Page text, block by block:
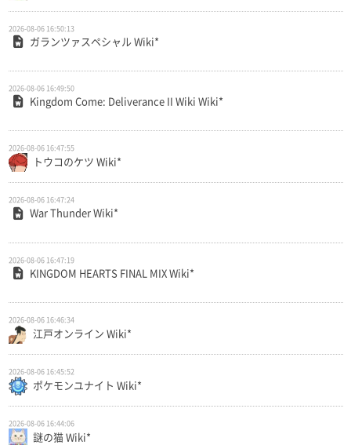
2026-08-06 16:50:13
ガランツァスペシャル Wiki*
2026-08-06 16:49:50
Kingdom Come: Deliverance II Wiki Wiki*
2026-08-06 16:47:55
トウコのケツ Wiki*
2026-08-06 16:47:24
War Thunder Wiki*
2026-08-06 16:47:19
KINGDOM HEARTS FINAL MIX Wiki*
2026-08-06 16:46:34
江戸オンライン Wiki*
2026-08-06 16:45:52
ポケモンユナイト Wiki*
2026-08-06 16:44:06
謎の猫 Wiki*